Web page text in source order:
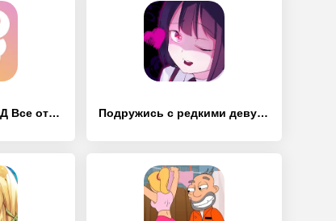
Brainy - [Взлом/МОД Все открыто] Подружись с редкими девушками - [Взлом/МОД Много денег]